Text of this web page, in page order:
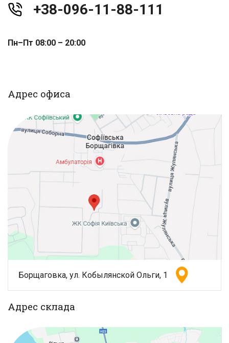
+38-096-11-88-111
Пн–Пт 08:00 – 20:00
Адрес офиса
Борщаговка, ул. Кобылянской Ольги, 1
Адрес склада